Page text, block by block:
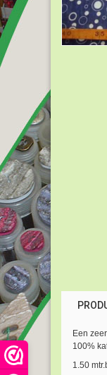
Een
100%
1.50